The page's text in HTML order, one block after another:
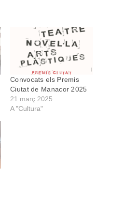
Convocats els Premis
Ciutat de Manacor 2025
21 març 2025
A "Cultura"